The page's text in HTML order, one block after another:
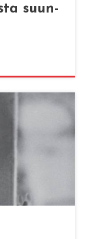
suun­